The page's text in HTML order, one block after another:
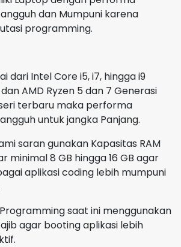
dan Mumpuni karena
programming.
dari Intel Core i5, i7, hingga i9
AMD Ryzen 5 dan 7 Generasi
terbaru maka performa
untuk jangka Panjang.
saran gunakan Kapasitas RAM
minimal 8 GB hingga 16 GB agar
aplikasi coding lebih mumpuni
saat ini menggunakan
agar booting aplikasi lebih